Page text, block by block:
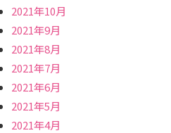
2021年10月
2021年9月
2021年8月
2021年7月
2021年6月
2021年5月
2021年4月